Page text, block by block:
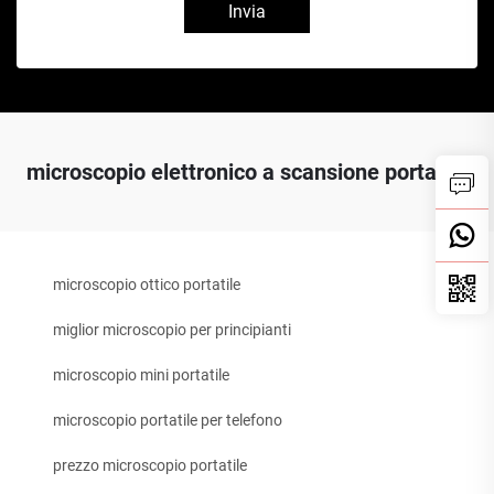
Invia
microscopio elettronico a scansione portatile
microscopio ottico portatile
miglior microscopio per principianti
microscopio mini portatile
microscopio portatile per telefono
prezzo microscopio portatile